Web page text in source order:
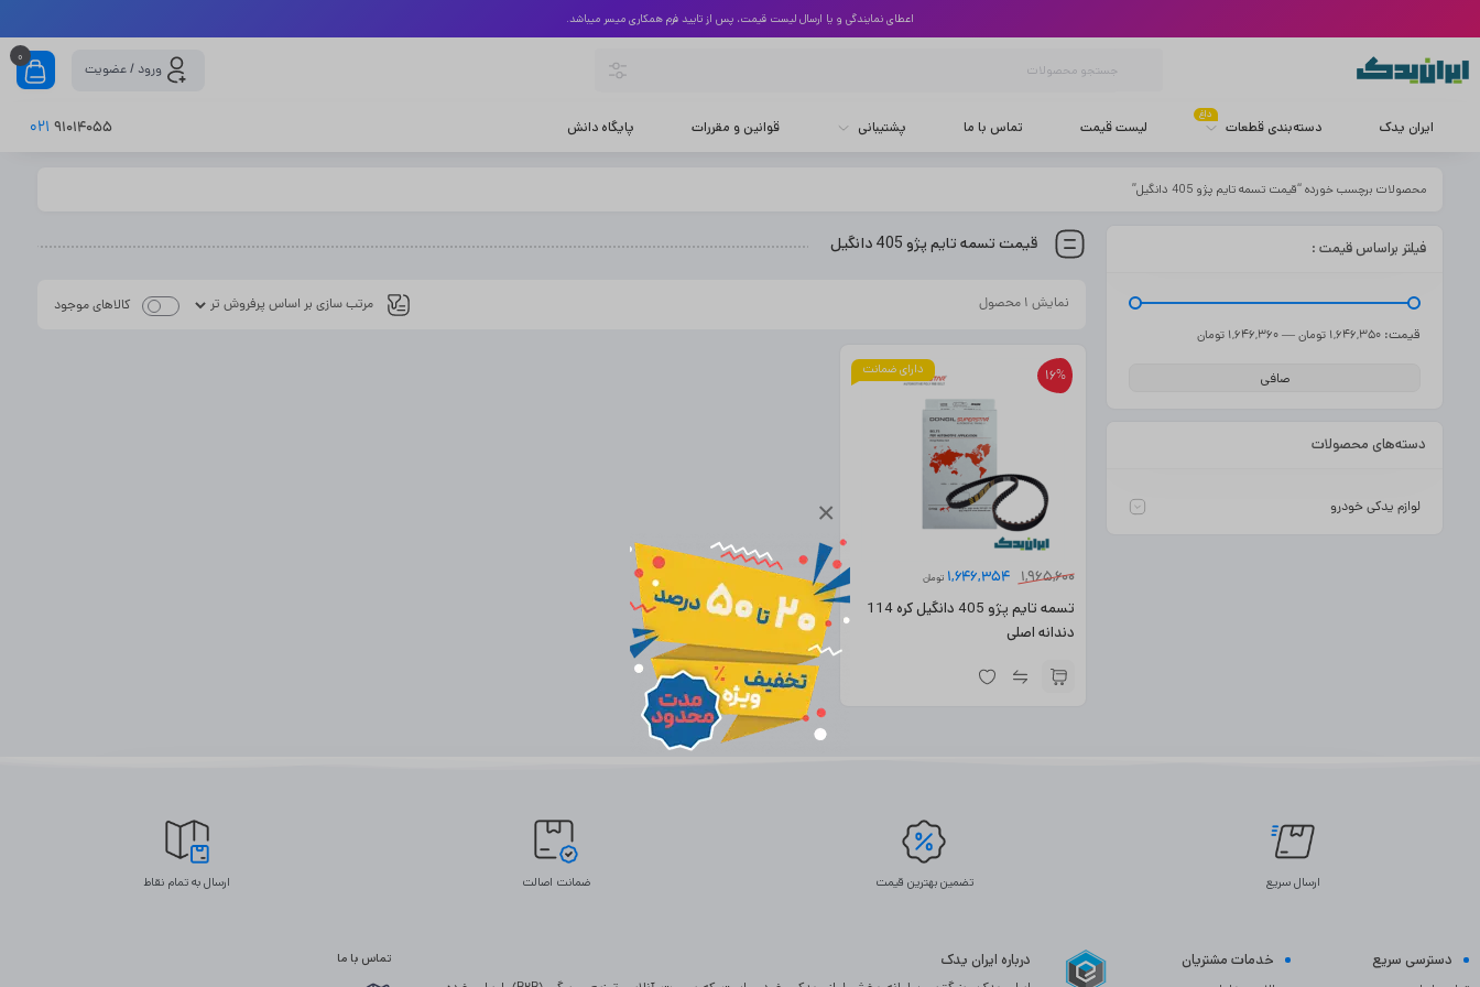
×
اعطای نمایندگی و یا ارسال لیست قیمت، پس از تایید فرم همکاری میسر میباشد.
ورود / عضویت
0
ایران یدک دسته‌بندی قطعات
داغ
لیست قیمت تماس با ما پشتیبانی قوانین و مقررات پایگاه دانش 91014055
021
محصولات برچسب خورده “قیمت تسمه تایم پژو 405 دانگیل”
قیمت تسمه تایم پژو 405 دانگیل
نمایش ۱ محصول کالاهای موجود
دارای ضمانت 16%
1,965,600
1,646,354 تومان
تسمه تایم پژو 405 دانگیل کره 114
دندانه اصلی
فیلتر براساس قیمت :
صافی
قيمت: 1,646,350 تومان —1,646,360 تومان
دسته‌های محصولات
لوازم یدکی خودرو
ارسال سریع تضمین بهترین قیمت ضمانت اصالت ارسال به تمام نقاط
دسترسی سریع خدمات مشتریان درباره ایران یدک تماس با ما